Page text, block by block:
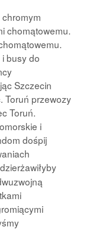
chromym
chomątowemu.
busy do
Szczecin
Toruń przewozy
Toruń.
i
dośpij
dzierżawiłyby